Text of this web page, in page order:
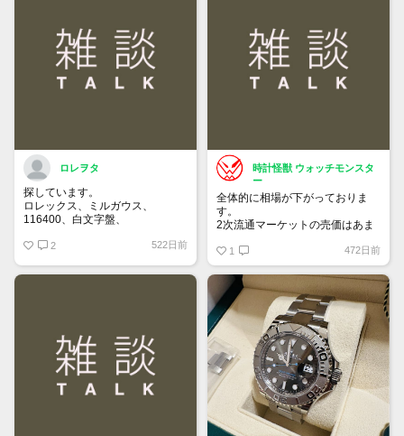
10000株→6330万円
買って①年間所有するだけで
株価が下がっても、上がっても
ロレヲタ
探しています。
ロレックス、ミルガウス、
116400、白文字盤、
付属品は完備の状態を希望しま
お値段140万～170万位でよろし
2 522日前
時計怪獣 ウォッチモンスタ
ー
全体的に相場が下がっておりま
す。
2次流通マーケットの売価はあま
すが、6桁スポーツはじめ、ドレ
ス系も思っている10％は下にな
っていると思います。
1 472日前